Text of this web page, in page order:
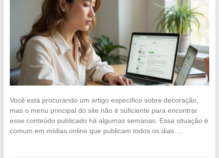
Você está procurando um artigo específico sobre decoração,
mas o menu principal do site não é suficiente para encontrar
esse conteúdo publicado há algumas semanas. Essa situação é
comum em mídias online que publicam todos os dias.…